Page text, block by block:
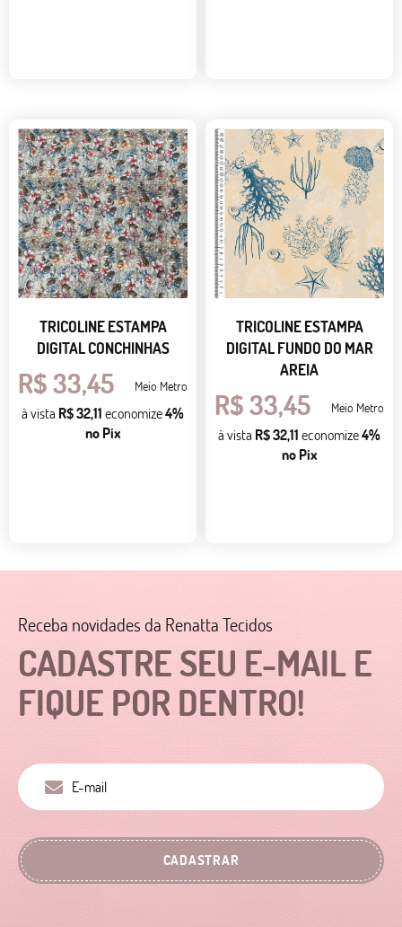
TRICOLINE ESTAMPA
DIGITAL CONCHINHAS
R$ 33,45 Meio Metro
à vista R$ 32,11 economize4%
no Pix
TRICOLINE ESTAMPA
DIGITAL FUNDO DO MAR
AREIA
R$ 33,45 Meio Metro
à vista R$ 32,11 economize4%
no Pix
CADASTRE SEU E-MAIL E
FIQUE POR DENTRO!
Receba novidades da Renatta Tecidos
CADASTRAR